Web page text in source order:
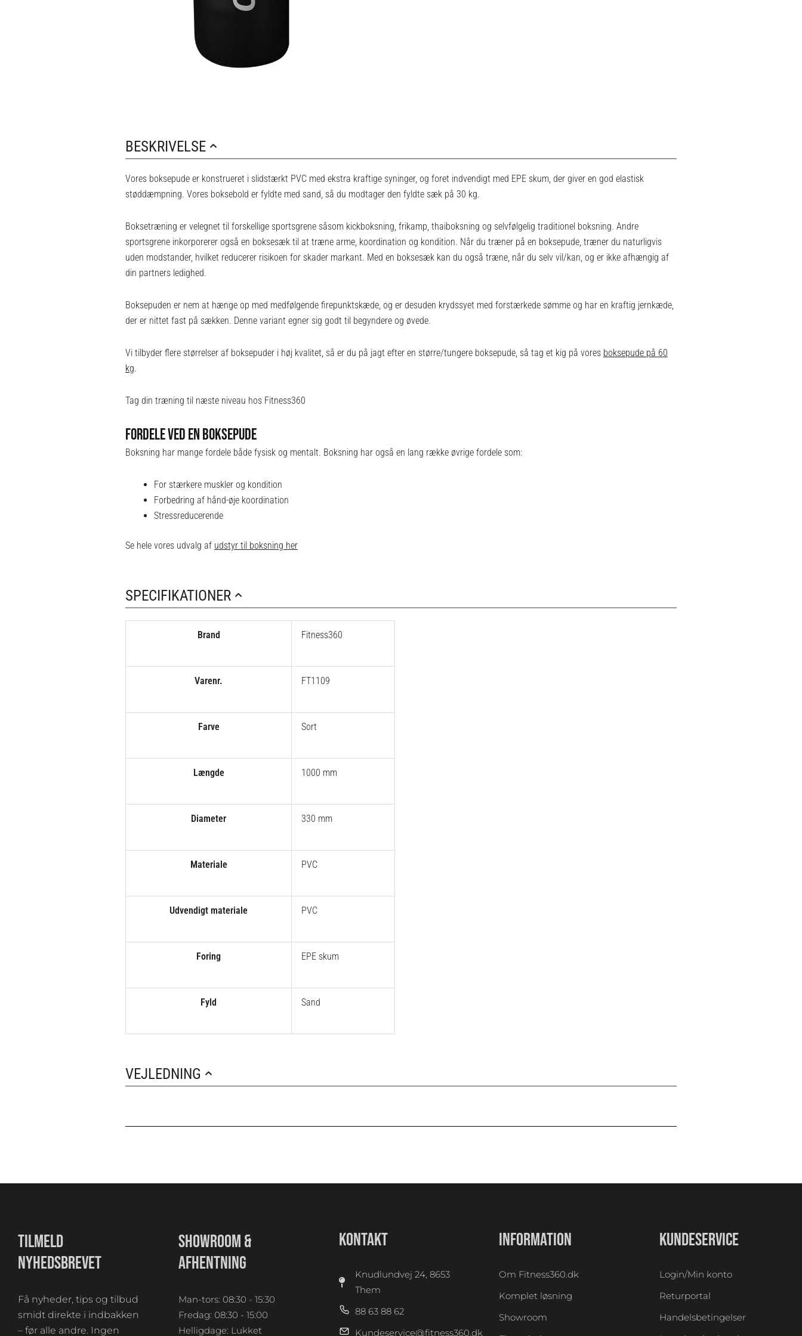
BESKRIVELSE
Vores boksepude er konstrueret i slidstærkt PVC med ekstra kraftige syninger, og foret indvendigt med EPE skum, der giver en god elastisk
støddæmpning. Vores boksebold er fyldte med sand, så du modtager den fyldte sæk på 30 kg.
Boksetræning er velegnet til forskellige sportsgrene såsom kickboksning, frikamp, ​​thaiboksning og selvfølgelig traditionel boksning. Andre
sportsgrene inkorporerer også en boksesæk til at træne arme, koordination og kondition. Når du træner på en boksepude, træner du naturligvis
uden modstander, hvilket reducerer risikoen for skader markant. Med en boksesæk kan du også træne, når du selv vil/kan, og er ikke afhængig af
din partners ledighed.
Boksepuden er nem at hænge op med medfølgende firepunktskæde, og er desuden krydssyet med forstærkede sømme og har en kraftig jernkæde,
der er nittet fast på sækken. Denne variant egner sig godt til begyndere og øvede.
Vi tilbyder flere størrelser af boksepuder i høj kvalitet, så er du på jagt efter en større/tungere boksepude, så tag et kig på vores boksepude på 60
kg.
Tag din træning til næste niveau hos Fitness360
FORDELE VED EN BOKSEPUDE
Boksning har mange fordele både fysisk og mentalt. Boksning har også en lang række øvrige fordele som:
For stærkere muskler og kondition
Forbedring af hånd-øje koordination
Stressreducerende
Se hele vores udvalg af udstyr til boksning her
SPECIFIKATIONER
Brand Fitness360
Varenr. FT1109
Farve Sort
Længde 1000 mm
Diameter 330 mm
Materiale PVC
Udvendigt materiale PVC
Foring EPE skum
Fyld Sand
VEJLEDNING
TILMELD
NYHEDSBREVET
Få nyheder, tips og tilbud
smidt direkte i indbakken
– før alle andre. Ingen
SHOWROOM &
AFHENTNING
Man-tors: 08:30 - 15:30
Fredag: 08:30 - 15:00
Helligdage: Lukket
KONTAKT
Knudlundvej 24, 8653
Them
88 63 88 62
Kundeservice@fitness360.dk
INFORMATION
Om Fitness360.dk
Komplet løsning
Showroom
KUNDESERVICE
Login/Min konto
Returportal
Handelsbetingelser